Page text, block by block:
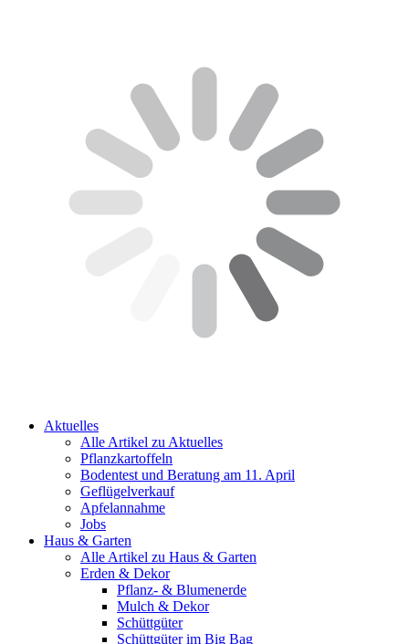
Aktuelles
Alle Artikel zu Aktuelles
Pflanzkartoffeln
Bodentest und Beratung am 11. April
Geflügelverkauf
Apfelannahme
Jobs
Haus & Garten
Alle Artikel zu Haus & Garten
Erden & Dekor
Pflanz- & Blumenerde
Mulch & Dekor
Schüttgüter
Schüttgüter im Big Bag